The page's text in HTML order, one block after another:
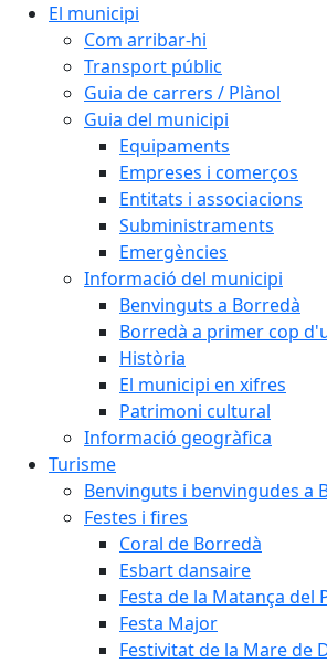
El municipi
Com arribar-hi
Transport públic
Guia de carrers / Plànol
Guia del municipi
Equipaments
Empreses i comerços
Entitats i associacions
Subministraments
Emergències
Informació del municipi
Benvinguts a Borredà
Borredà a primer cop
Història
El municipi en xifres
Patrimoni cultural
Informació geogràfica
Turisme
Benvinguts i benvingudes a
Festes i fires
Coral de Borredà
Esbart dansaire
Festa de la Matança del
Festa Major
Festivitat de la Mare de